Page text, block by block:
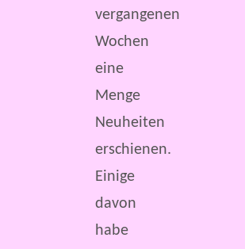
vergangenen
Wochen
eine
Menge
Neuheiten
erschienen.
Einige
davon
habe